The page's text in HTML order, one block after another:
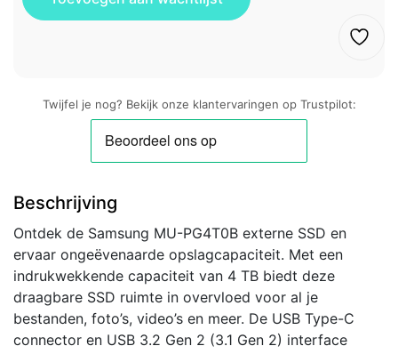
Twijfel je nog? Bekijk onze klantervaringen op Trustpilot:
Beschrijving
Ontdek de Samsung MU-PG4T0B externe SSD en
ervaar ongeëvenaarde opslagcapaciteit. Met een
indrukwekkende capaciteit van 4 TB biedt deze
draagbare SSD ruimte in overvloed voor al je
bestanden, foto’s, video’s en meer. De USB Type-C
connector en USB 3.2 Gen 2 (3.1 Gen 2) interface